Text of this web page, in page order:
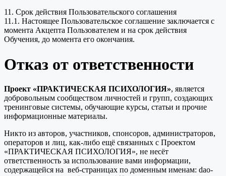
11. Срок действия Пользовательского соглашения
11.1. Настоящее Пользовательское соглашение заключается с
момента Акцепта Пользователем и на срок действия
Обучения, до момента его окончания.
Отказ от ответственности
Проект «ПРАКТИЧЕСКАЯ ПСИХОЛОГИЯ», является
добровольным сообществом личностей и групп, создающих
тренинговые системы, обучающие курсы, статьи и прочие
информационные материалы.
Никто из авторов, участников, спонсоров, администраторов,
операторов и лиц, как-либо ещё связанных с Проектом
«ПРАКТИЧЕСКАЯ ПСИХОЛОГИЯ», не несёт
ответственность за использование вами информации,
содержащейся на веб-страницах по доменным именам: dao-